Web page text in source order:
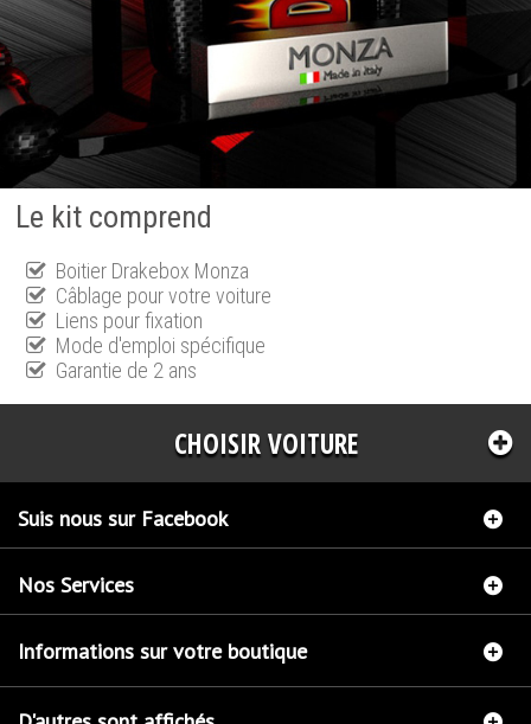
Le kit comprend
Boitier Drakebox Monza
Câblage pour votre voiture
Liens pour fixation
Mode d'emploi spécifique
Garantie de 2 ans
CHOISIR VOITURE
Suis nous sur Facebook
Nos Services
Informations sur votre boutique